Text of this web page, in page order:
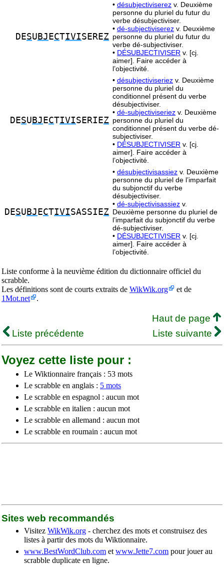
DESU BJ ECTIVISEREZ
• désubjectiviserez v. Deuxième
personne du pluriel du futur du
verbe désubjectiviser.
• dé-subjectiviserez v. Deuxième
personne du pluriel du futur du
verbe dé-subjectiviser.
• DÉSUBJECTIVISER v. [cj.
aimer]. Faire accéder à
l’objectivité.
DESU BJ ECTIVISERIEZ
• désubjectiviseriez v. Deuxième
personne du pluriel du
conditionnel présent du verbe
désubjectiviser.
• dé-subjectiviseriez v. Deuxième
personne du pluriel du
conditionnel présent du verbe dé-
subjectiviser.
• DÉSUBJECTIVISER v. [cj.
aimer]. Faire accéder à
l’objectivité.
DESU BJ ECTIVISASSIEZ
• désubjectivisassiez v. Deuxième
personne du pluriel de l’imparfait
du subjonctif du verbe
désubjectiviser.
• dé-subjectivisassiez v.
Deuxième personne du pluriel de
l’imparfait du subjonctif du verbe
dé-subjectiviser.
• DÉSUBJECTIVISER v. [cj.
aimer]. Faire accéder à
l’objectivité.
Liste conforme à la neuvième édition du dictionnaire officiel du
scrabble.
Les définitions sont de courts extraits de WikWik.org
et de
1Mot.net
.
Haut de page
Liste précédente
Liste suivante
Voyez cette liste pour :
Le Wiktionnaire français : 53 mots
Le scrabble en anglais : 5 mots
Le scrabble en espagnol : aucun mot
Le scrabble en italien : aucun mot
Le scrabble en allemand : aucun mot
Le scrabble en roumain : aucun mot
Sites web recommandés
Visitez WikWik.org - cherchez des mots et construisez des
listes à partir des mots du Wiktionnaire.
www.BestWordClub.com et www.Jette7.com pour jouer au
scrabble duplicate en ligne.